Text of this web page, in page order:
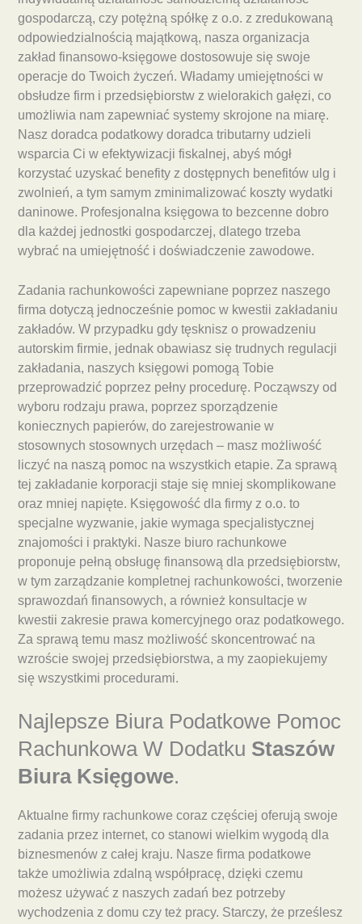
gospodarczą, czy potężną spółkę z o.o. z zredukowaną
odpowiedzialnością majątkową, nasza organizacja
zakład finansowo-księgowe dostosowuje się swoje
operacje do Twoich życzeń. Władamy umiejętności w
obsłudze firm i przedsiębiorstw z wielorakich gałęzi, co
umożliwia nam zapewniać systemy skrojone na miarę.
Nasz doradca podatkowy doradca tributarny udzieli
wsparcia Ci w efektywizacji fiskalnej, abyś mógł
korzystać uzyskać benefity z dostępnych benefitów ulg i
zwolnień, a tym samym zminimalizować koszty wydatki
daninowe. Profesjonalna księgowa to bezcenne dobro
dla każdej jednostki gospodarczej, dlatego trzeba
wybrać na umiejętność i doświadczenie zawodowe.
Zadania rachunkowości zapewniane poprzez naszego
firma dotyczą jednocześnie pomoc w kwestii zakładaniu
zakładów. W przypadku gdy tęsknisz o prowadzeniu
autorskim firmie, jednak obawiasz się trudnych regulacji
zakładania, naszych księgowi pomogą Tobie
przeprowadzić poprzez pełny procedurę. Począwszy od
wyboru rodzaju prawa, poprzez sporządzenie
koniecznych papierów, do zarejestrowanie w
stosownych stosownych urzędach – masz możliwość
liczyć na naszą pomoc na wszystkich etapie. Za sprawą
tej zakładanie korporacji staje się mniej skomplikowane
oraz mniej napięte. Księgowość dla firmy z o.o. to
specjalne wyzwanie, jakie wymaga specjalistycznej
znajomości i praktyki. Nasze biuro rachunkowe
proponuje pełną obsługę finansową dla przedsiębiorstw,
w tym zarządzanie kompletnej rachunkowości, tworzenie
sprawozdań finansowych, a również konsultacje w
kwestii zakresie prawa komercyjnego oraz podatkowego.
Za sprawą temu masz możliwość skoncentrować na
wzroście swojej przedsiębiorstwa, a my zaopiekujemy
się wszystkimi procedurami.
Najlepsze Biura Podatkowe Pomoc
Rachunkowa W Dodatku Staszów
Biura Księgowe.
Aktualne firmy rachunkowe coraz częściej oferują swoje
zadania przez internet, co stanowi wielkim wygodą dla
biznesmenów z całej kraju. Nasze firma podatkowe
także umożliwia zdalną współpracę, dzięki czemu
możesz używać z naszych zadań bez potrzeby
wychodzenia z domu czy też pracy. Starczy, że prześlesz